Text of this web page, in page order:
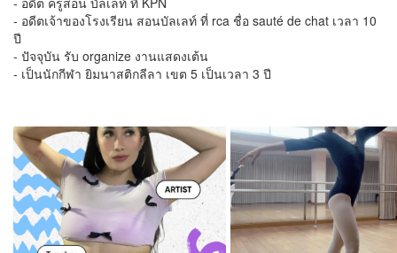
- อดีตเจ้าของโรงเรียน สอนบัลเลท์ ที่ rca ชื่อ sauté de chat เวลา 10
ปี
- ปัจจุบัน รับ organize งานแสดงเต้น
- เป็นนักกีฬา ยิมนาสติกลีลา เขต 5 เป็นเวลา 3 ปี